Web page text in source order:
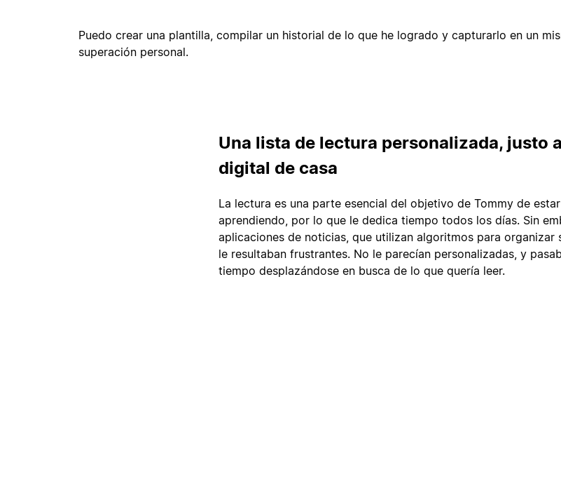
Puedo crear una plantilla, compilar un historial de lo que he logrado y capturarlo en un
superación personal.
Una lista de lectura personalizada, justo
digital de casa
La lectura es una parte esencial del objetivo de Tommy de
aprendiendo, por lo que le dedica tiempo todos los días. Sin
aplicaciones de noticias, que utilizan algoritmos para organizar
le resultaban frustrantes. No le parecían personalizadas, y
tiempo desplazándose en busca de lo que quería leer.